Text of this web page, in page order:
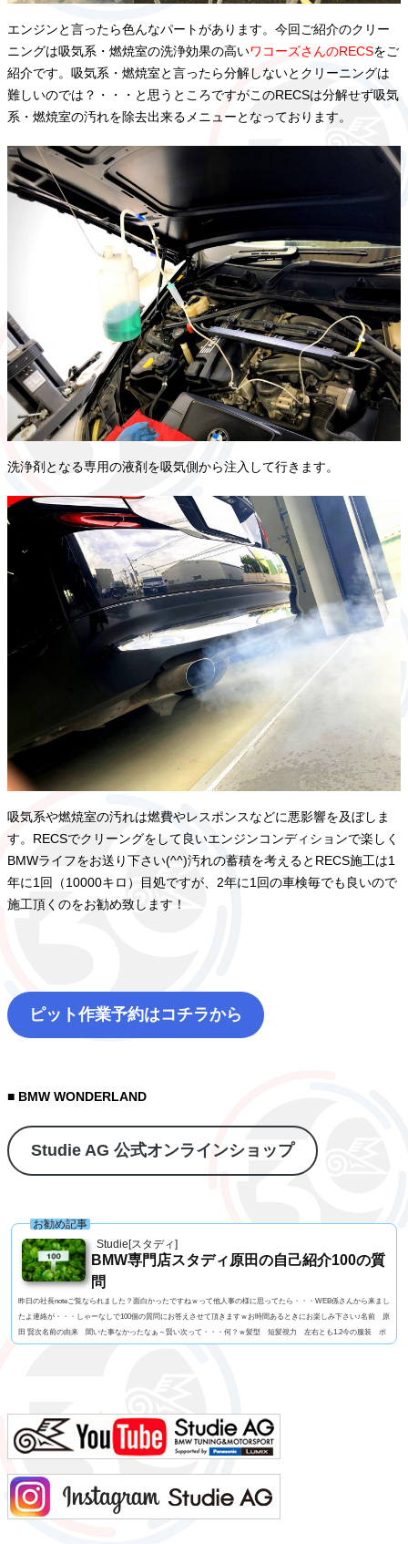
エンジンと言ったら色んなパートがあります。今回ご紹介のクリー
ニングは吸気系・燃焼室の洗浄効果の高いワコーズさんのRECSをご
紹介です。吸気系・燃焼室と言ったら分解しないとクリーニングは
難しいのでは？・・・と思うところですがこのRECSは分解せず吸気
系・燃焼室の汚れを除去出来るメニューとなっております。
洗浄剤となる専用の液剤を吸気側から注入して行きます。
吸気系や燃焼室の汚れは燃費やレスポンスなどに悪影響を及ぼしま
す。RECSでクリーングをして良いエンジンコンディションで楽しく
BMWライフをお送り下さい(^^)汚れの蓄積を考えるとRECS施工は1
年に1回（10000キロ）目処ですが、2年に1回の車検毎でも良いので
施工頂くのをお勧め致します！
ピット作業予約はコチラから
■ BMW WONDERLAND
Studie AG 公式オンラインショップ
Studie[スタディ]
お勧め記事
BMW専門店スタディ原田の自己紹介100の質
問
昨日の社長noteご覧なられました？面白かったですねｗって他人事の様に思ってたら・・・WEB係さんから来まし
たよ連絡が・・・しゃーなしで100個の質問にお答えさせて頂きますｗお時間あるときにお楽しみ下さい♪名前 原
田 賢次名前の由来 聞いた事なかったなぁ～賢い次って・・・何？ｗ髪型 短髪視力 左右とも1.2今の服装 ポ